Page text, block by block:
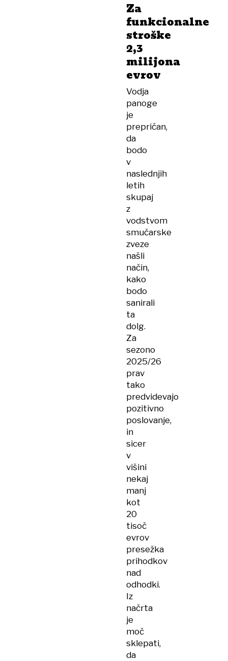
Za
funkcionalne
stroške
2,3
milijona
evrov
Vodja
panoge
je
prepričan,
da
bodo
v
naslednjih
letih
skupaj
z
vodstvom
smučarske
zveze
našli
način,
kako
bodo
sanirali
ta
dolg.
Za
sezono
2025/26
prav
tako
predvidevajo
pozitivno
poslovanje,
in
sicer
v
višini
nekaj
manj
kot
20
tisoč
evrov
presežka
prihodkov
nad
odhodki.
Iz
načrta
je
moč
sklepati,
da